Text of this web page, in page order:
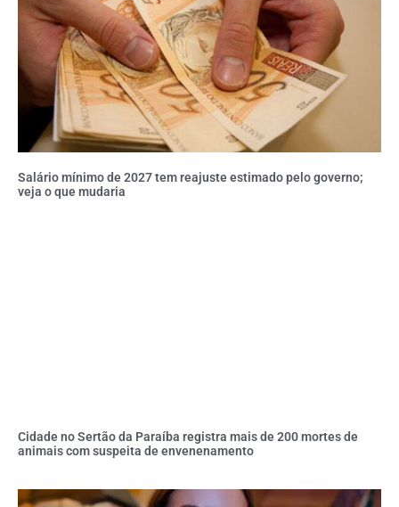
Salário mínimo de 2027 tem reajuste estimado pelo governo;
veja o que mudaria
Cidade no Sertão da Paraíba registra mais de 200 mortes de
animais com suspeita de envenenamento